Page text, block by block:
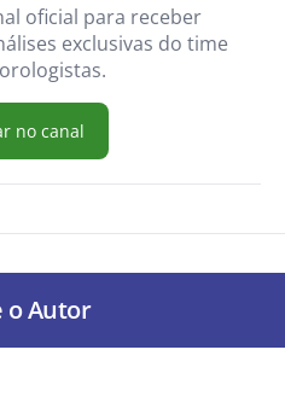
oficial para receber
exclusivas do time
no canal
o Autor